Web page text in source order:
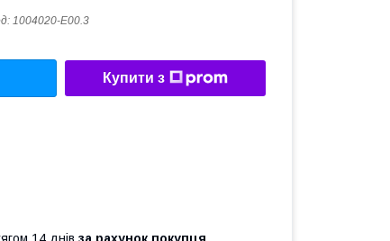
1004020-E00.3
Купити з
14 днів за рахунок покупця